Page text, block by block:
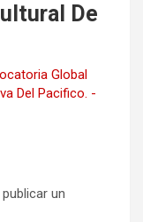
De
Global
Del Pacifico. -
un